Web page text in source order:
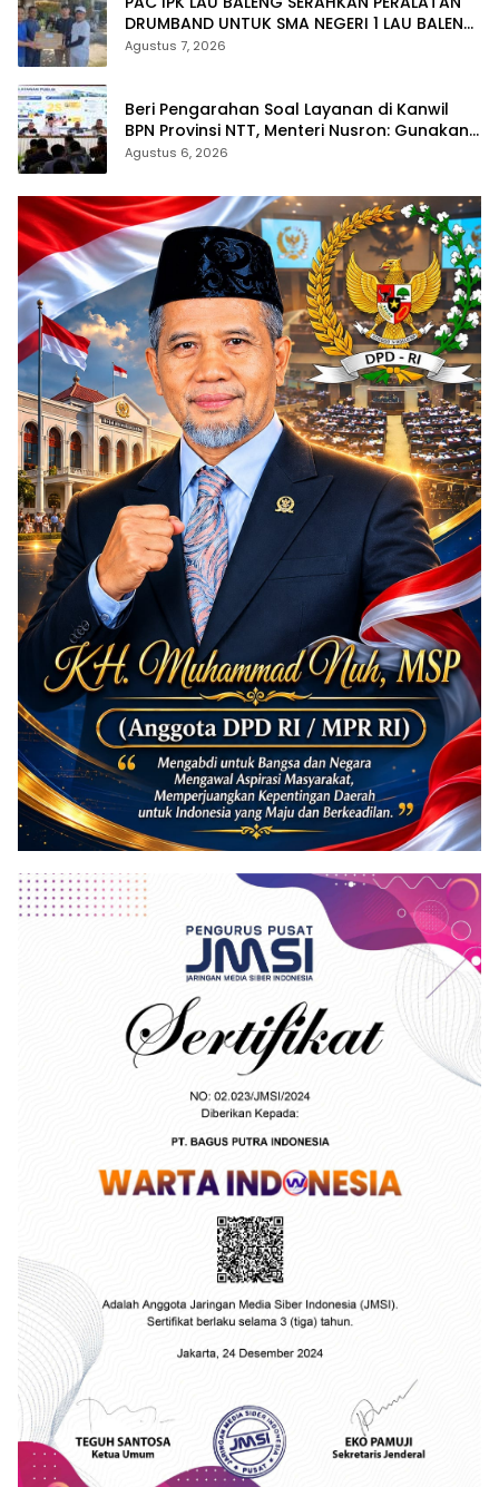
DRUMBAND UNTUK SMA NEGERI 1 LAU BALENG
SAMBUT HUT RI KE-81
Agustus 7, 2026
Beri Pengarahan Soal Layanan di Kanwil
BPN Provinsi NTT, Menteri Nusron: Gunakan
Sudut Pandang Masyarakat
Agustus 6, 2026